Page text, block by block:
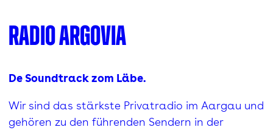
Radio Argovia
De Soundtrack zom Läbe.
Wir sind das stärkste Privatradio im Aargau und
gehören zu den führenden Sendern in der